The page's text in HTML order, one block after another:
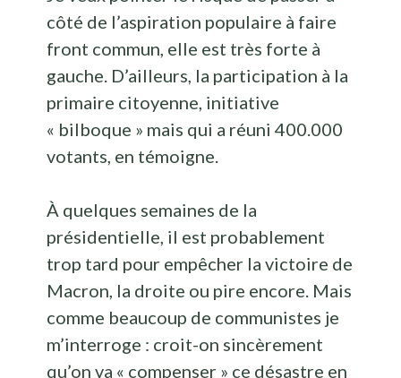
côté de l’aspiration populaire à faire
front commun, elle est très forte à
gauche. D’ailleurs, la participation à la
primaire citoyenne, initiative
« bilboque » mais qui a réuni 400.000
votants, en témoigne.
À quelques semaines de la
présidentielle, il est probablement
trop tard pour empêcher la victoire de
Macron, la droite ou pire encore. Mais
comme beaucoup de communistes je
m’interroge : croit-on sincèrement
qu’on va « compenser » ce désastre en